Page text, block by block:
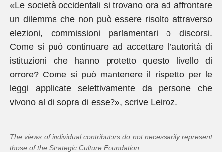
«Le società occidentali si trovano ora ad affrontare
un dilemma che non può essere risolto attraverso
elezioni, commissioni parlamentari o discorsi.
Come si può continuare ad accettare l’autorità di
istituzioni che hanno protetto questo livello di
orrore? Come si può mantenere il rispetto per le
leggi applicate selettivamente da persone che
vivono al di sopra di esse?», scrive Leiroz.
The views of individual contributors do not necessarily represent
those of the Strategic Culture Foundation.